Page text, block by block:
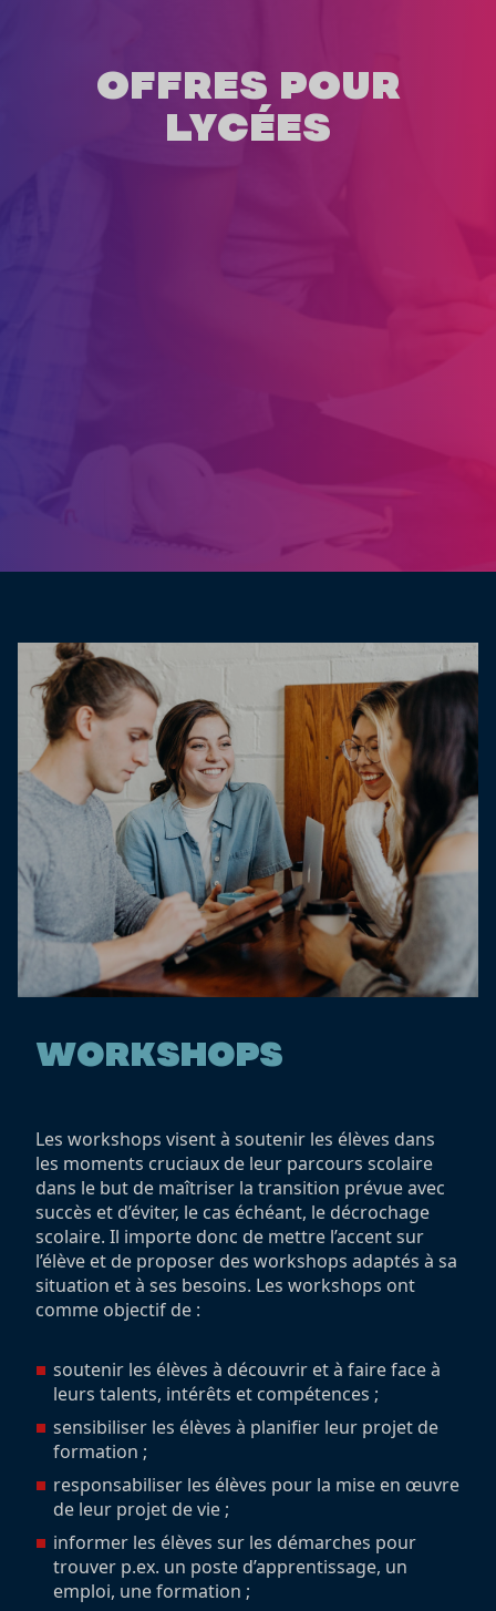
OFFRES POUR
LYCÉES
WORKSHOPS
Les workshops visent à soutenir les élèves dans
les moments cruciaux de leur parcours scolaire
dans le but de maîtriser la transition prévue avec
succès et d’éviter, le cas échéant, le décrochage
scolaire. Il importe donc de mettre l’accent sur
l’élève et de proposer des workshops adaptés à sa
situation et à ses besoins. Les workshops ont
comme objectif de :
soutenir les élèves à découvrir et à faire face à
leurs talents, intérêts et compétences ;
sensibiliser les élèves à planifier leur projet de
formation ;
responsabiliser les élèves pour la mise en œuvre
de leur projet de vie ;
informer les élèves sur les démarches pour
trouver p.ex. un poste d’apprentissage, un
emploi, une formation ;